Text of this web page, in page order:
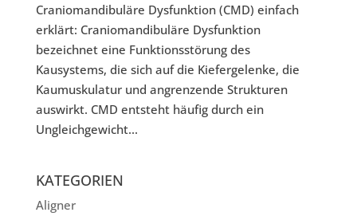
Craniomandibuläre Dysfunktion (CMD) einfach
erklärt: Craniomandibuläre Dysfunktion
bezeichnet eine Funktionsstörung des
Kausystems, die sich auf die Kiefergelenke, die
Kaumuskulatur und angrenzende Strukturen
auswirkt. CMD entsteht häufig durch ein
Ungleichgewicht...
KATEGORIEN
Aligner